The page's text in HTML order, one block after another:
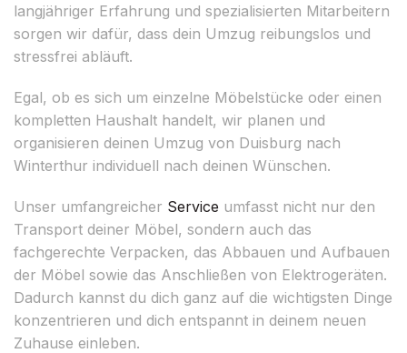
langjähriger Erfahrung und spezialisierten Mitarbeitern
sorgen wir dafür, dass dein Umzug reibungslos und
stressfrei abläuft.
Egal, ob es sich um einzelne Möbelstücke oder einen
kompletten Haushalt handelt, wir planen und
organisieren deinen Umzug von Duisburg nach
Winterthur individuell nach deinen Wünschen.
Unser umfangreicher Service umfasst nicht nur den
Transport deiner Möbel, sondern auch das
fachgerechte Verpacken, das Abbauen und Aufbauen
der Möbel sowie das Anschließen von Elektrogeräten.
Dadurch kannst du dich ganz auf die wichtigsten Dinge
konzentrieren und dich entspannt in deinem neuen
Zuhause einleben.